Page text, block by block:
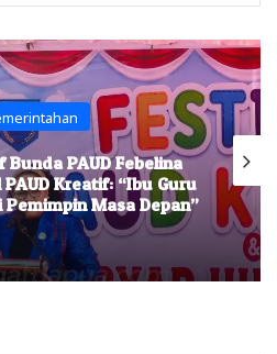
PAUD Febelina
Kreatif: “Ibu Guru
Masa Depan”